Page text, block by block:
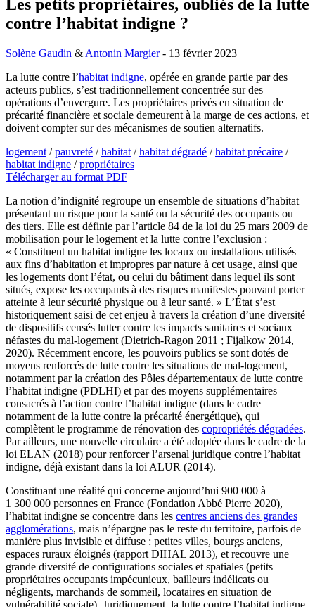
Les petits propriétaires, oubliés de la lutte
contre l’habitat indigne ?
Solène Gaudin & Antonin Margier- 13 février 2023
La lutte contre l’habitat indigne, opérée en grande partie par des
acteurs publics, s’est traditionnellement concentrée sur des
opérations d’envergure. Les propriétaires privés en situation de
précarité financière et sociale demeurent à la marge de ces actions, et
doivent compter sur des mécanismes de soutien alternatifs.
logement /pauvreté /habitat /habitat dégradé /habitat précaire /
habitat indigne /propriétaires
Télécharger au format PDF
La notion d’indignité regroupe un ensemble de situations d’habitat
présentant un risque pour la santé ou la sécurité des occupants ou
des tiers. Elle est définie par l’article 84 de la loi du 25 mars 2009 de
mobilisation pour le logement et la lutte contre l’exclusion :
« Constituent un habitat indigne les locaux ou installations utilisés
aux fins d’habitation et impropres par nature à cet usage, ainsi que
les logements dont l’état, ou celui du bâtiment dans lequel ils sont
situés, expose les occupants à des risques manifestes pouvant porter
atteinte à leur sécurité physique ou à leur santé. » L’État s’est
historiquement saisi de cet enjeu à travers la création d’une diversité
de dispositifs censés lutter contre les impacts sanitaires et sociaux
néfastes du mal-logement (Dietrich-Ragon 2011 ; Fijalkow 2014,
2020). Récemment encore, les pouvoirs publics se sont dotés de
moyens renforcés de lutte contre les situations de mal-logement,
notamment par la création des Pôles départementaux de lutte contre
l’habitat indigne (PDLHI) et par des moyens supplémentaires
consacrés à l’action contre l’habitat indigne (dans le cadre
notamment de la lutte contre la précarité énergétique), qui
complètent le programme de rénovation des copropriétés dégradées.
Par ailleurs, une nouvelle circulaire a été adoptée dans le cadre de la
loi ELAN (2018) pour renforcer l’arsenal juridique contre l’habitat
indigne, déjà existant dans la loi ALUR (2014).
Constituant une réalité qui concerne aujourd’hui 900 000 à
1 300 000 personnes en France (Fondation Abbé Pierre 2020),
l’habitat indigne se concentre dans les centres anciens des grandes
agglomérations, mais n’épargne pas le reste du territoire, parfois de
manière plus invisible et diffuse : petites villes, bourgs anciens,
espaces ruraux éloignés (rapport DIHAL 2013), et recouvre une
grande diversité de configurations sociales et spatiales (petits
propriétaires occupants impécunieux, bailleurs indélicats ou
négligents, marchands de sommeil, locataires en situation de
vulnérabilité sociale). Juridiquement, la lutte contre l’habitat indigne